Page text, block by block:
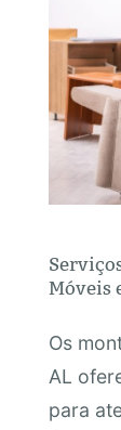
Móveis
Os
AL
para